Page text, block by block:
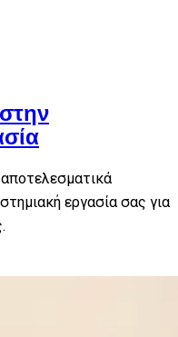
εργασία σας για